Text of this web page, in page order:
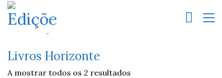
Livros Horizonte
A mostrar todos os 2 resultados